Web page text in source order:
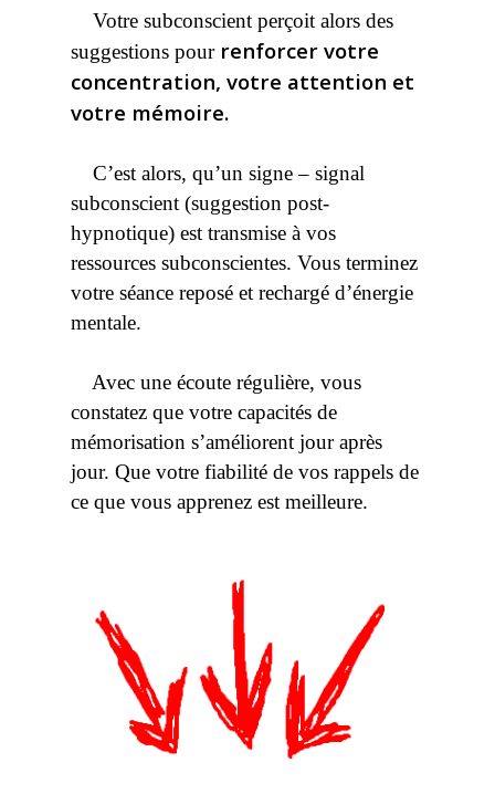
Votre subconscient perçoit alors des
suggestions pour renforcer votre
concentration, votre attention et
votre mémoire.
C’est alors, qu’un signe – signal
subconscient (suggestion post-
hypnotique) est transmise à vos
ressources subconscientes. Vous terminez
votre séance reposé et rechargé d’énergie
mentale.
Avec une écoute régulière, vous
constatez que votre capacités de
mémorisation s’améliorent jour après
jour. Que votre fiabilité de vos rappels de
ce que vous apprenez est meilleure.